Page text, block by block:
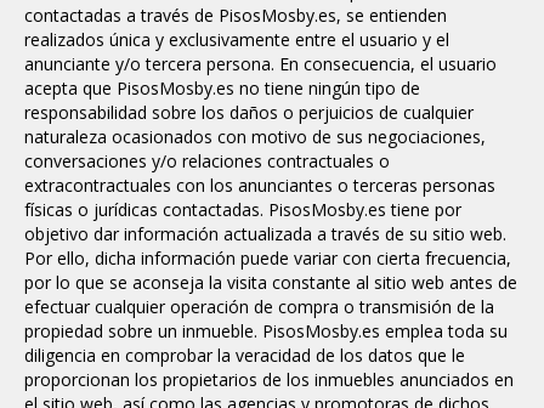
contactadas a través de PisosMosby.es, se entienden
realizados única y exclusivamente entre el usuario y el
anunciante y/o tercera persona. En consecuencia, el usuario
acepta que PisosMosby.es no tiene ningún tipo de
responsabilidad sobre los daños o perjuicios de cualquier
naturaleza ocasionados con motivo de sus negociaciones,
conversaciones y/o relaciones contractuales o
extracontractuales con los anunciantes o terceras personas
físicas o jurídicas contactadas. PisosMosby.es tiene por
objetivo dar información actualizada a través de su sitio web.
Por ello, dicha información puede variar con cierta frecuencia,
por lo que se aconseja la visita constante al sitio web antes de
efectuar cualquier operación de compra o transmisión de la
propiedad sobre un inmueble. PisosMosby.es emplea toda su
diligencia en comprobar la veracidad de los datos que le
proporcionan los propietarios de los inmuebles anunciados en